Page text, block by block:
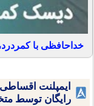
خداحافظی با
ایمپلنت
رایگان توسط